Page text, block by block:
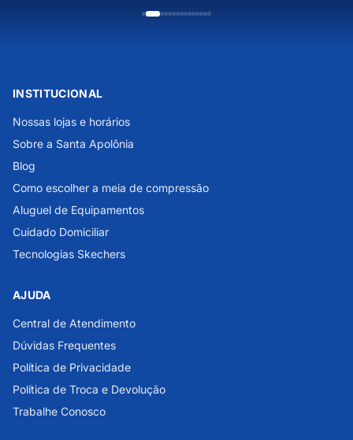
INSTITUCIONAL
Nossas lojas e horários
Sobre a Santa Apolônia
Blog
Como escolher a meia de compressão
Aluguel de Equipamentos
Cuidado Domiciliar
Tecnologias Skechers
AJUDA
Central de Atendimento
Dúvidas Frequentes
Política de Privacidade
Política de Troca e Devolução
Trabalhe Conosco